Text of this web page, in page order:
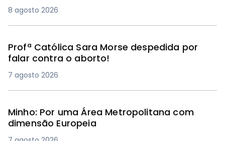
8 agosto 2026
Profª Católica Sara Morse despedida por
falar contra o aborto!
7 agosto 2026
Minho: Por uma Área Metropolitana com
dimensão Europeia